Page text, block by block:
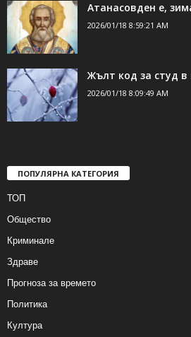
Атанасовден е,
2026/01/18 8:59:21 AM
Жълт код за студ в
2026/01/18 8:09:49 AM
ПОПУЛЯРНА КАТЕГОРИЯ
ТОП
Общество
Криминале
Здраве
Прогноза за времето
Политика
Култура